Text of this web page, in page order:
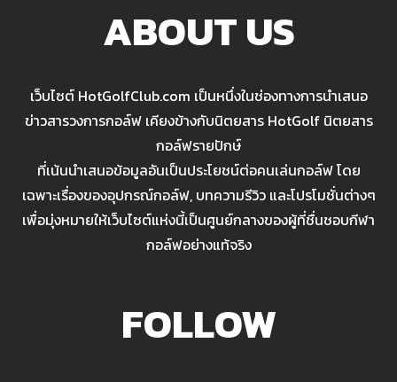
ABOUT US
เว็บไซต์ HotGolfClub.com เป็นหนึ่งในช่องทางการนำเสนอ
ข่าวสารวงการกอล์ฟ เคียงข้างกับนิตยสาร HotGolf นิตยสาร
กอล์ฟรายปักษ์
ที่เน้นนำเสนอข้อมูลอันเป็นประโยชน์ต่อคนเล่นกอล์ฟ โดย
เฉพาะเรื่องของอุปกรณ์กอล์ฟ, บทความรีวิว และโปรโมชั่นต่างๆ
เพื่อมุ่งหมายให้เว็บไซต์แห่งนี้เป็นศูนย์กลางของผู้ที่ชื่นชอบกีฬา
กอล์ฟอย่างแท้จริง
FOLLOW